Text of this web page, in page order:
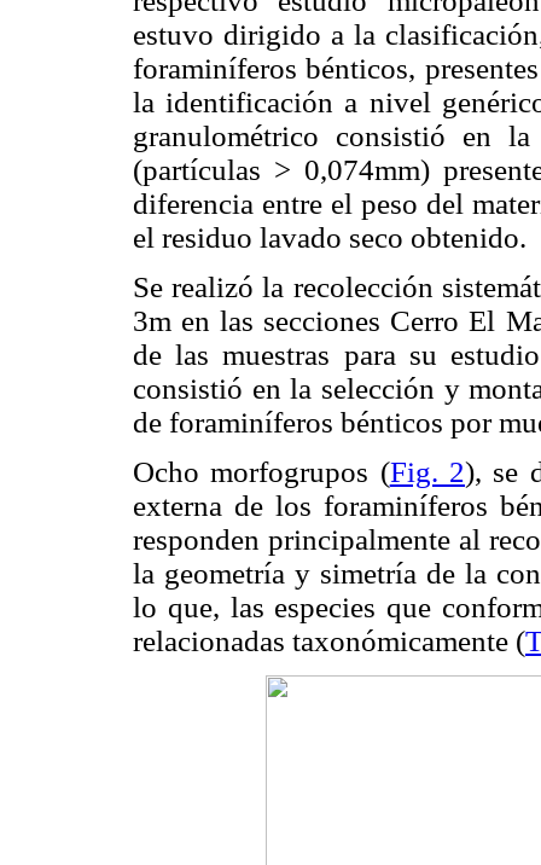
estuvo dirigido a la
foraminíferos bénticos,
la identificación a nivel
granulométrico consistió en
(partículas > 0,074mm)
diferencia entre el peso del
el residuo lavado seco obtenido.
Se realizó la recolección
3m en las secciones Cerro El
de las muestras para su
consistió en la selección y
de foraminíferos bénticos por
Ocho morfogrupos (Fig. 2), se
externa de los foraminíferos
responden principalmente al
la geometría y simetría de la
lo que, las especies que
relacionadas taxonómicamente (